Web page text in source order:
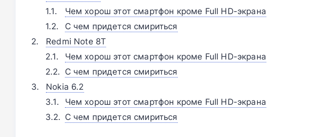
Чем хорош этот смартфон кроме Full HD-экрана
С чем придется смириться
Redmi Note 8T
Чем хорош этот смартфон кроме Full HD-экрана
С чем придется смириться
Nokia 6.2
Чем хорош этот смартфон кроме Full HD-экрана
С чем придется смириться